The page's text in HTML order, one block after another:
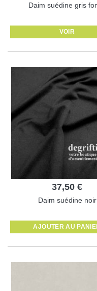
Daim suédine gris
VOIR
37,50 €
Daim suédine noir
AJOUTER AU